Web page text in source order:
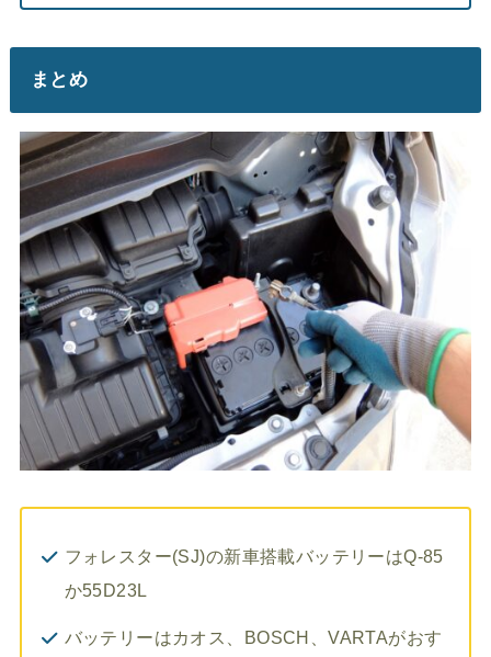
まとめ
フォレスター(SJ)の新車搭載バッテリーはQ-85
か55D23L
バッテリーはカオス、BOSCH、VARTAがおす